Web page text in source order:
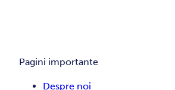
Pagini importante
Despre noi